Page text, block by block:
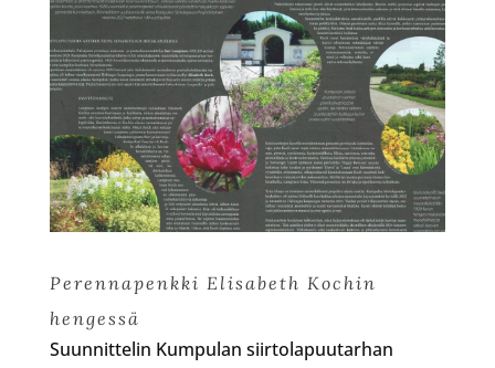
Perennapenkki Elisabeth Kochin
hengessä
Suunnittelin Kumpulan siirtolapuutarhan